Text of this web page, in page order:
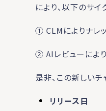
により、以下のサ
① CLMによりナレ
② AIレビューにより
是非、この新しい
リリース日